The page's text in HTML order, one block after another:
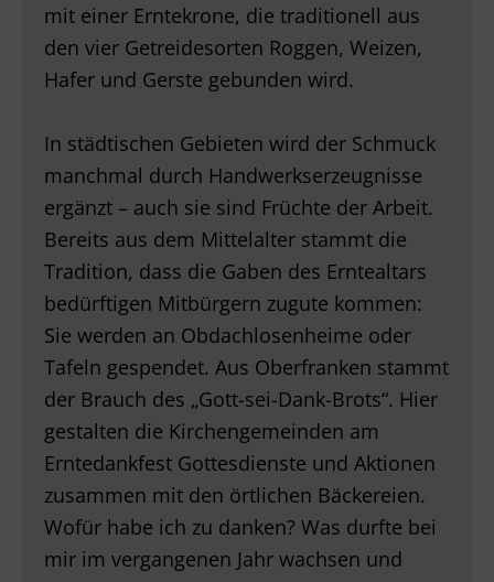
mit einer Erntekrone, die traditionell aus
den vier Getreidesorten Roggen, Weizen,
Hafer und Gerste gebunden wird.
In städtischen Gebieten wird der Schmuck
manchmal durch Handwerkserzeugnisse
ergänzt – auch sie sind Früchte der Arbeit.
Bereits aus dem Mittelalter stammt die
Tradition, dass die Gaben des Erntealtars
bedürftigen Mitbürgern zugute kommen:
Sie werden an Obdachlosenheime oder
Tafeln gespendet. Aus Oberfranken stammt
der Brauch des „Gott-sei-Dank-Brots“. Hier
gestalten die Kirchengemeinden am
Erntedankfest Gottesdienste und Aktionen
zusammen mit den örtlichen Bäckereien.
Wofür habe ich zu danken? Was durfte bei
mir im vergangenen Jahr wachsen und